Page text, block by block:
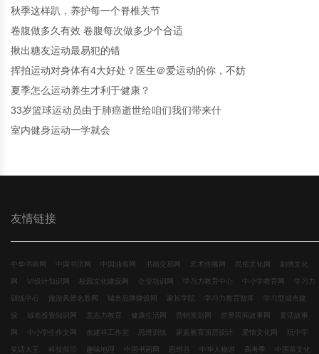
秋季这样趴，养护每一个脊椎关节
卷腹做多久有效 卷腹每次做多少个合适
揪出糖友运动最易犯的错
挥拍运动对身体有4大好处？医生＠爱运动的你，不妨
夏季怎么运动养生才利于健康？
33岁篮球运动员由于肺癌逝世给咱们我们带来什
室内健身运动一学就会
友情链接
中华书画网 中国书法网 中国油画网 书画交易网 艺术传播网 民俗文化网 刺绣文化
网 VI设计知识网 校园文化建设网 企业培训网 学习力教育中心 中小学教育网 学习力
训练中心 旅游风景名胜网 城市品牌建设网 家长学院 学习力教育智库 学习型城市建
设 域名投资知识网 意志力教育 健康生活网 营销策划网 世界民间故事网 童话故事
网 中小学生作文网 余建祥工作室 思维训练 家庭教育顶层设计 爱情文化网 玩中学
笑话大王 科技前沿 趣味地理 中国书画网 思维谷 中华人物谱 高考季 中国茶文化